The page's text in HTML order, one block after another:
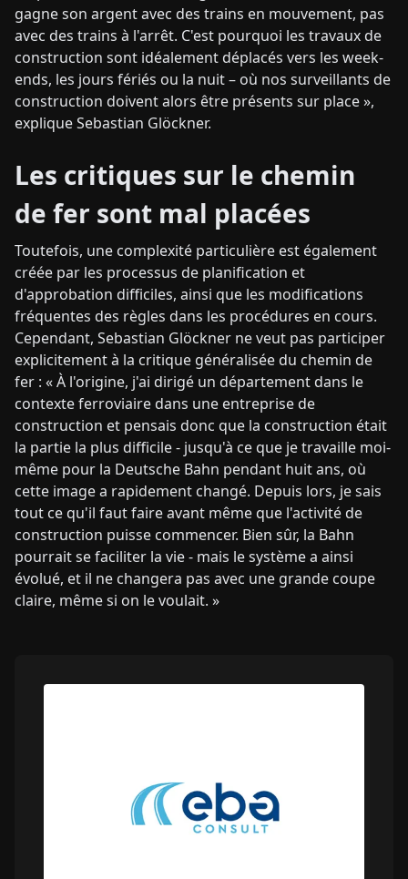
gagne son argent avec des trains en mouvement, pas
avec des trains à l'arrêt. C'est pourquoi les travaux de
construction sont idéalement déplacés vers les week-
ends, les jours fériés ou la nuit – où nos surveillants de
construction doivent alors être présents sur place »,
explique Sebastian Glöckner.
Les critiques sur le chemin
de fer sont mal placées
Toutefois, une complexité particulière est également
créée par les processus de planification et
d'approbation difficiles, ainsi que les modifications
fréquentes des règles dans les procédures en cours.
Cependant, Sebastian Glöckner ne veut pas participer
explicitement à la critique généralisée du chemin de
fer : « À l'origine, j'ai dirigé un département dans le
contexte ferroviaire dans une entreprise de
construction et pensais donc que la construction était
la partie la plus difficile - jusqu'à ce que je travaille moi-
même pour la Deutsche Bahn pendant huit ans, où
cette image a rapidement changé. Depuis lors, je sais
tout ce qu'il faut faire avant même que l'activité de
construction puisse commencer. Bien sûr, la Bahn
pourrait se faciliter la vie - mais le système a ainsi
évolué, et il ne changera pas avec une grande coupe
claire, même si on le voulait. »